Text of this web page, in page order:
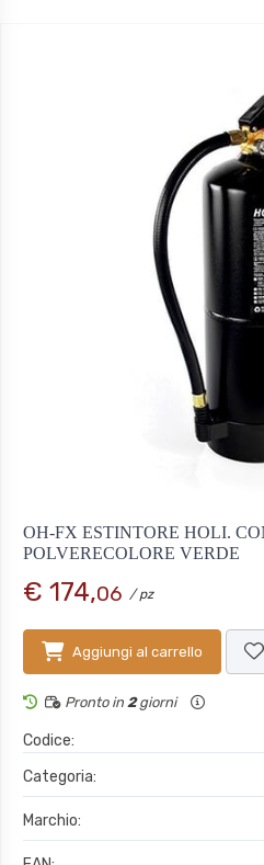
OH-FX ESTINTORE HOLI.
POLVERECOLORE VERDE
€ 174,06 / pz
Aggiungi al carrello
Pronto in 2giorni
Codice:
Categoria:
Marchio: